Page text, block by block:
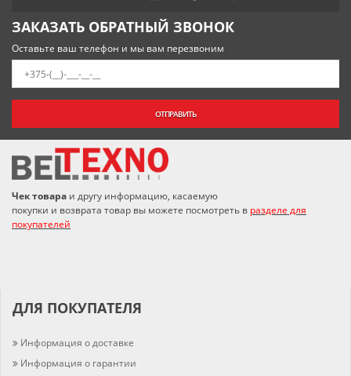
ЗАКАЗАТЬ ОБРАТНЫЙ ЗВОНОК
Оставьте ваш телефон и мы вам перезвоним
ОТПРАВИТЬ
Чек товара и другу информацию, касаемую
покупки и возврата товар вы можете посмотреть в разделе для
покупателей
ДЛЯ ПОКУПАТЕЛЯ
Информация о доставке
Информация о гарантии